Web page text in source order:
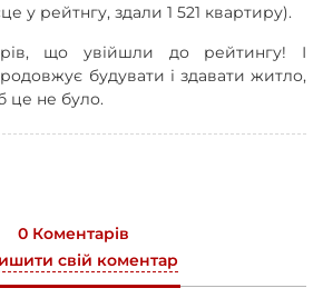
у рейтнгу, здали 1 521 квартиру).
що увійшли до рейтингу! І
будувати і здавати житло,
це не було.
0 Коментарів
свій коментар